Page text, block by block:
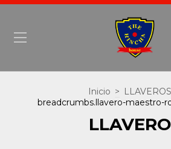
Inicio > LLAVEROS
breadcrumbs.llavero-maestro-